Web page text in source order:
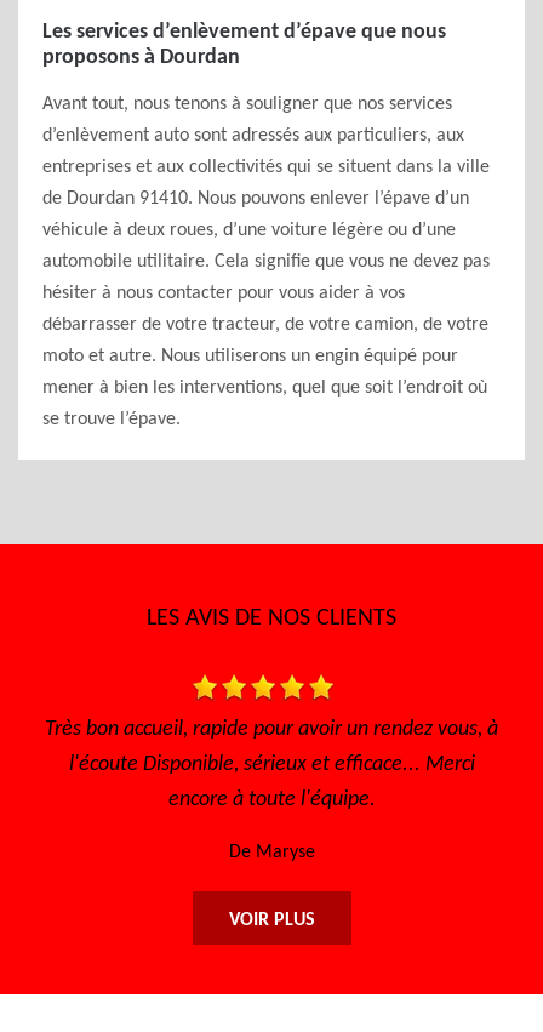
Les services d’enlèvement d’épave que nous
proposons à Dourdan
Avant tout, nous tenons à souligner que nos services
d’enlèvement auto sont adressés aux particuliers, aux
entreprises et aux collectivités qui se situent dans la ville
de Dourdan 91410. Nous pouvons enlever l’épave d’un
véhicule à deux roues, d’une voiture légère ou d’une
automobile utilitaire. Cela signifie que vous ne devez pas
hésiter à nous contacter pour vous aider à vos
débarrasser de votre tracteur, de votre camion, de votre
moto et autre. Nous utiliserons un engin équipé pour
mener à bien les interventions, quel que soit l’endroit où
se trouve l’épave.
LES AVIS DE NOS CLIENTS
Très bon accueil, rapide pour avoir un rendez vous, à
l'écoute Disponible, sérieux et efficace... Merci
encore à toute l'équipe.
De Maryse
VOIR PLUS